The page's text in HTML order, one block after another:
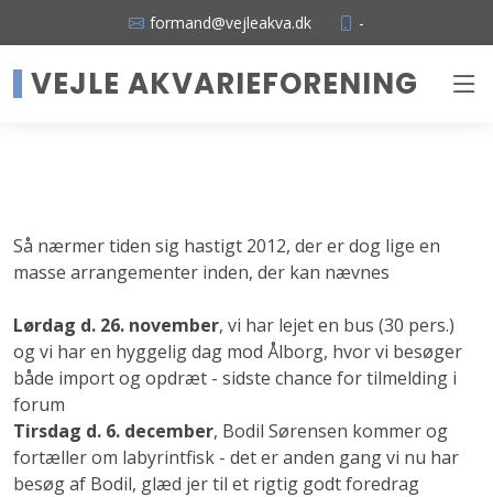
formand@vejleakva.dk -
VEJLE AKVARIEFORENING
Så nærmer tiden sig hastigt 2012, der er dog lige en
masse arrangementer inden, der kan nævnes
Lørdag d. 26. november, vi har lejet en bus (30 pers.)
og vi har en hyggelig dag mod Ålborg, hvor vi besøger
både import og opdræt - sidste chance for tilmelding i
forum
Tirsdag d. 6. december, Bodil Sørensen kommer og
fortæller om labyrintfisk - det er anden gang vi nu har
besøg af Bodil, glæd jer til et rigtig godt foredrag